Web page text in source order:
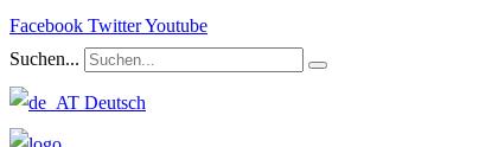
Facebook TwitterYoutube
Suchen...
Deutsch